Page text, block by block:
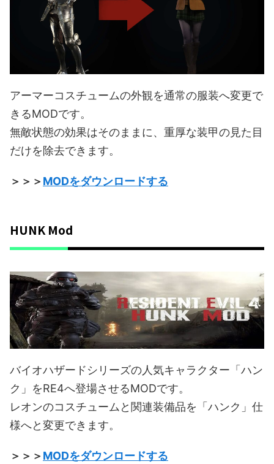
アーマーコスチュームの外観を通常の服装へ変更で
きるMODです。
無敵状態の効果はそのままに、重厚な装甲の見た目
だけを除去できます。
＞＞＞MODをダウンロードする
HUNK Mod
バイオハザードシリーズの人気キャラクター「ハン
ク」をRE4へ登場させるMODです。
レオンのコスチュームと関連装備品を「ハンク」仕
様へと変更できます。
＞＞＞MODをダウンロードする